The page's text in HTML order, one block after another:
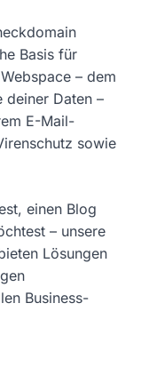
Basis für
– dem
deiner Daten –
E-Mail-
sowie
einen Blog
– unsere
Lösungen
Business-